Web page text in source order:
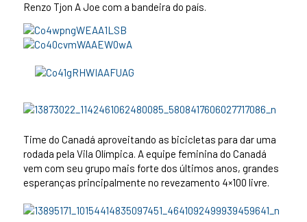
Renzo Tjon A Joe com a bandeira do país.
Time do Canadá aproveitando as bicicletas para dar uma
rodada pela Vila Olímpica. A equipe feminina do Canadá
vem com seu grupo mais forte dos últimos anos, grandes
esperanças principalmente no revezamento 4×100 livre.